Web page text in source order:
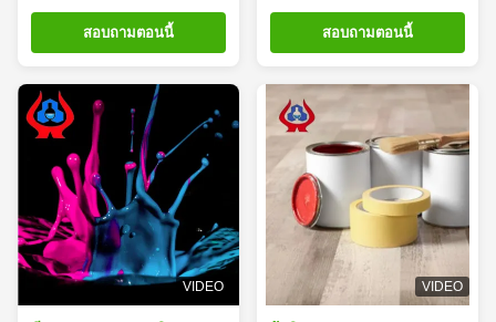
เกรดอาหารสอบถามตอนนี้
TDS สีขาวสอบถามตอนนี้
VIDEO VIDEO